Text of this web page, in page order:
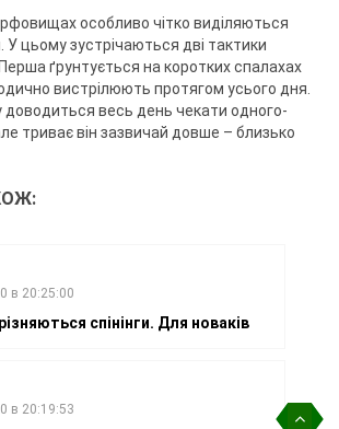
особливо чітко виділяються
У цьому зустрічаються дві тактики
ґрунтується на коротких спалахах
вистрілюють протягом усього дня.
доводиться весь день чекати одного-
триває він зазвичай довше – близько
в 20:25:00
спінінги. Для новаків
в 20:19:53